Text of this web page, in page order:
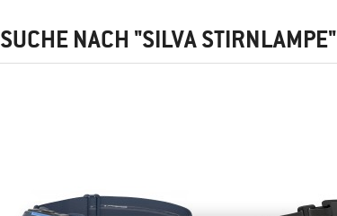
SUCHE NACH "SILVA STIRNLAMPE"